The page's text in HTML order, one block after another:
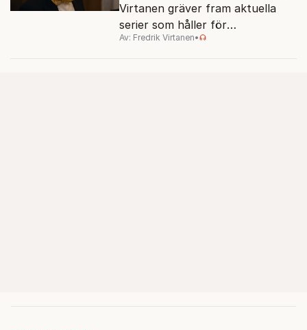
Virtanen gräver fram aktuella
serier som håller för
augustisoffan – när
Av: Fredrik Virtanen•